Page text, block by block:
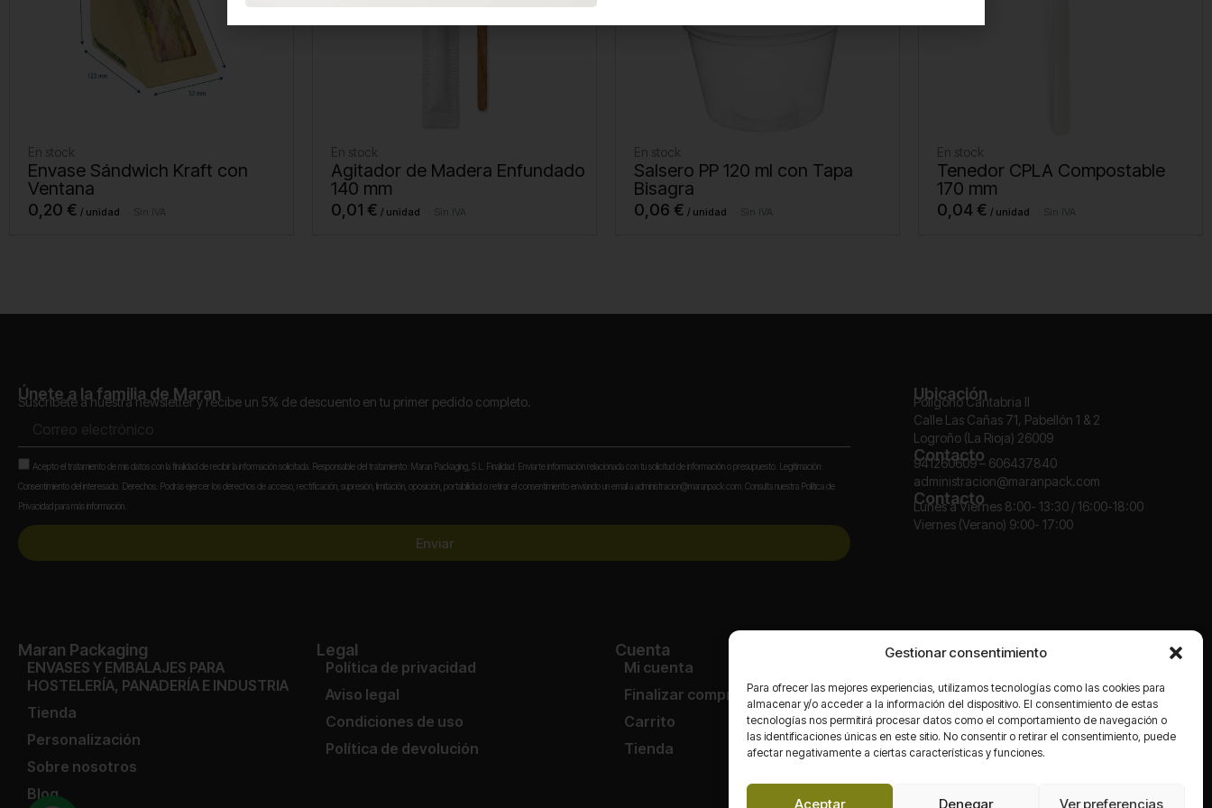
Gestionar consentimiento
Para ofrecer las mejores experiencias, utilizamos tecnologías como las cookies para
almacenar y/o acceder a la información del dispositivo. El consentimiento de estas
tecnologías nos permitirá procesar datos como el comportamiento de navegación o
las identificaciones únicas en este sitio. No consentir o retirar el consentimiento, puede
afectar negativamente a ciertas características y funciones.
Aceptar Denegar Ver preferencias
En stock
Envase Sándwich Kraft con
Ventana
0,20 € Sin IVA
En stock
Agitador de Madera Enfundado
140 mm
0,01 € Sin IVA
En stock
Salsero PP 120 ml con Tapa
Bisagra
0,06 € Sin IVA
En stock
Tenedor CPLA Compostable
170 mm
0,04 € Sin IVA
Únete a la familia de Maran
Suscríbete a nuestra newsletter y recibe un 5% de descuento en tu primer pedido completo.
electrónico
Aceptación
Acepto el tratamiento de mis datos con la finalidad de recibir la información solicitada. Responsable del tratamiento: Maran Packaging, S.L. Finalidad: Enviarte información relacionada con tu solicitud de información o presupuesto. Legitimación:
Consentimiento del interesado. Derechos: Podrás ejercer los derechos de acceso, rectificación, supresión, limitación, oposición, portabilidad o retirar el consentimiento enviando un email a administracion@maranpack.com. Consulta nuestra Política de
Privacidad para más información.
Enviar
Ubicación
Polígono Cantabria II
Calle Las Cañas 71, Pabellón 1 & 2
Logroño (La Rioja) 26009
Contacto
941260609 – 606437840
administracion@maranpack.com
Contacto
Lunes a Viernes 8:00- 13:30 / 16:00-18:00
Viernes (Verano) 9:00- 17:00
Maran Packaging
ENVASES Y EMBALAJES PARA
HOSTELERÍA, PANADERÍA E INDUSTRIA
Tienda
Personalización
Sobre nosotros
Blog
Legal
Política de privacidad
Aviso legal
Condiciones de uso
Política de devolución
Cuenta
Mi cuenta
Finalizar compra
Carrito
Tienda
Redes